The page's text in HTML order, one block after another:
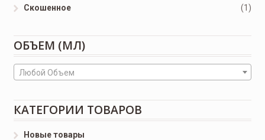
Скошенное
(1)
ОБЪЕМ (МЛ)
Любой Объем
КАТЕГОРИИ ТОВАРОВ
Новые товары